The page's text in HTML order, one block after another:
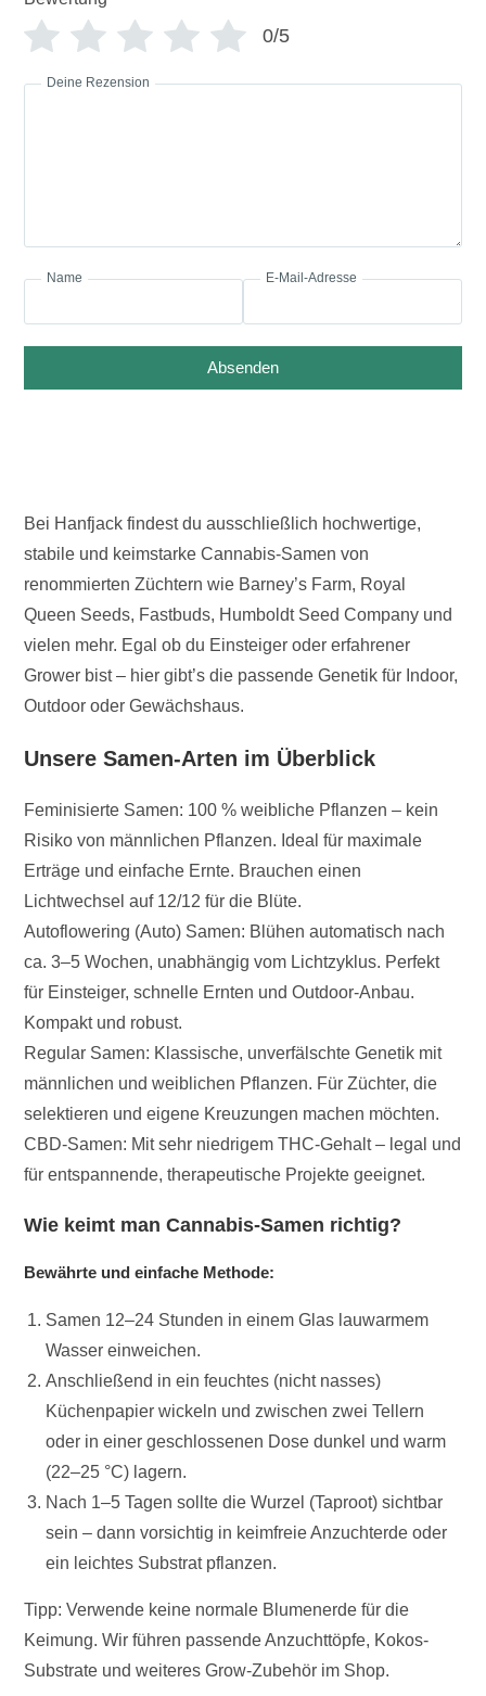
0/5
Deine Rezension
Name E-Mail-Adresse
Absenden
Bei Hanfjack findest du ausschließlich hochwertige,
stabile und keimstarke Cannabis-Samen von
renommierten Züchtern wie Barney’s Farm, Royal
Queen Seeds, Fastbuds, Humboldt Seed Company und
vielen mehr. Egal ob du Einsteiger oder erfahrener
Grower bist – hier gibt’s die passende Genetik für Indoor,
Outdoor oder Gewächshaus.
Unsere Samen-Arten im Überblick
Feminisierte Samen: 100 % weibliche Pflanzen – kein
Risiko von männlichen Pflanzen. Ideal für maximale
Erträge und einfache Ernte. Brauchen einen
Lichtwechsel auf 12/12 für die Blüte.
Autoflowering (Auto) Samen: Blühen automatisch nach
ca. 3–5 Wochen, unabhängig vom Lichtzyklus. Perfekt
für Einsteiger, schnelle Ernten und Outdoor-Anbau.
Kompakt und robust.
Regular Samen: Klassische, unverfälschte Genetik mit
männlichen und weiblichen Pflanzen. Für Züchter, die
selektieren und eigene Kreuzungen machen möchten.
CBD-Samen: Mit sehr niedrigem THC-Gehalt – legal und
für entspannende, therapeutische Projekte geeignet.
Wie keimt man Cannabis-Samen richtig?
Bewährte und einfache Methode:
Samen 12–24 Stunden in einem Glas lauwarmem
Wasser einweichen.
Anschließend in ein feuchtes (nicht nasses)
Küchenpapier wickeln und zwischen zwei Tellern
oder in einer geschlossenen Dose dunkel und warm
(22–25 °C) lagern.
Nach 1–5 Tagen sollte die Wurzel (Taproot) sichtbar
sein – dann vorsichtig in keimfreie Anzuchterde oder
ein leichtes Substrat pflanzen.
Tipp: Verwende keine normale Blumenerde für die
Keimung. Wir führen passende Anzuchttöpfe, Kokos-
Substrate und weiteres Grow-Zubehör im Shop.